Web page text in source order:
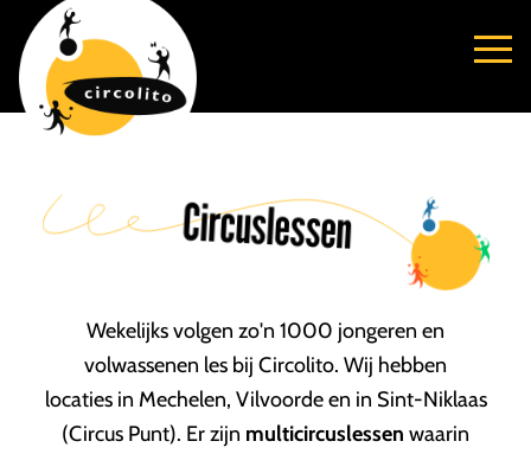
Circuslessen
Wekelijks volgen zo'n 1000 jongeren en
volwassenen les bij Circolito. Wij hebben
locaties in Mechelen, Vilvoorde en in Sint-Niklaas
(Circus Punt). Er zijn multicircuslessen waarin